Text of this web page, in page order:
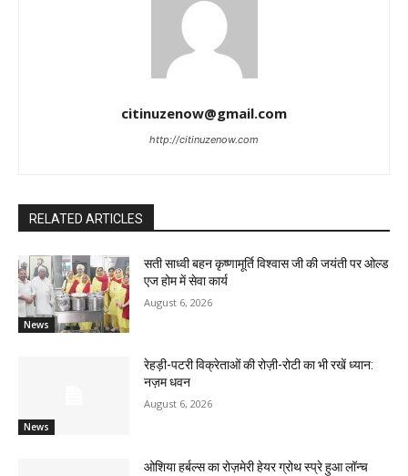
citinuzenow@gmail.com
http://citinuzenow.com
RELATED ARTICLES
News
सती साध्वी बहन कृष्णामूर्ति विश्वास जी की जयंती पर ओल्ड
एज होम में सेवा कार्य
August 6, 2026
News
रेहड़ी-पटरी विक्रेताओं की रोज़ी-रोटी का भी रखें ध्यान:
नज़म धवन
August 6, 2026
ओशिया हर्बल्स का रोज़मेरी हेयर ग्रोथ स्प्रे हुआ लॉन्च